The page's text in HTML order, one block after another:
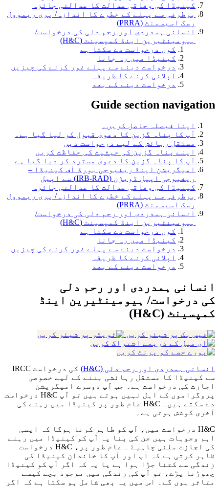
کینیڈا کی وفاقی عدالت کا عدالتی جائزہ
برطرفی سے پہلے کے خطرے کا اندازہ/ پری ریموول
رسک اسیسمنٹ (PRRA)
انسانی ہمدردی اور رحم دلی کی درخواست/
ہیومینٹیرین اینڈ کمپسینٹ (H&C)
کون درخواست دے سکتا ہے
کینیڈا میں رہ جانا
درخواست دینے سے پہلے غور کرنے کی چیزیں
اپلائی کرنے کا طریقہ
درخواست دینے کے بعد
Guide section navigation
اپنا فیصلہ حاصل کریں۔
آپ کا پناہ گزین کا دعویٰ قبول کر لیا گیا ہے۔
مستقل رہائش کے لیے درخواست دیں
اپنے پناہ گزین کی حیثیت کی حفاظت کریں
آپ کا پناہ گزین کا دعویٰ مسترد کر دیا گیا ہے
امیگریشن اینڈ ریفیوجی بورڈ آف کینیڈا –
ریفیوجی اپیل ڈویژن (IRB-RAD) سے اپیل
کینیڈا کی وفاقی عدالت کا عدالتی جائزہ
برطرفی سے پہلے کے خطرے کا اندازہ/ پری ریموول
رسک اسیسمنٹ (PRRA)
انسانی ہمدردی اور رحم دلی کی درخواست/
ہیومینٹیرین اینڈ کمپسینٹ (H&C)
کون درخواست دے سکتا ہے
کینیڈا میں رہ جانا
درخواست دینے سے پہلے غور کرنے کی چیزیں
اپلائی کرنے کا طریقہ
درخواست دینے کے بعد
انسانی ہمدردی اور رحم دلی
کی درخواست/ ہیومینٹیرین اینڈ
کمپسینٹ (H&C)
انسانی ہمدردی اور رحم دلی (H&C)
کی درخواست IRCC
سے کینیڈا کا مستقل رہائشی بننے کے لیے خصوصی
اجازت کی درخواست ہے۔ جب آپ دوسرے امیگریشن
پروگراموں کے اہل نہیں ہوتے ہیں تو آپ H&C درخواست
دے سکتے ہیں۔ H&C عام طور پر کینیڈا میں رہنے کی
آخری کوشش ہوتی ہے۔
H&C درخواست میں، آپ کو ظاہر کرنا ہوگا کہ ایسی
اہم وجوہات ہیں جن کی بنا پہ آپ کو کینیڈا میں رہنے
کی اجازت ملنی چاہیۓ ۔ عام طور پر، H&C درخواست
ظاہر کرتی ہے کہ آپ اور آپ کا خاندان کینیڈا کی
زندگی سے کتنا جڑا ہوا ہے یا یہ کہ اگر آپ کو کینیڈا
چھوڑنا پڑے، تو آپ کی زندگی میں موجود بچے کیسے
متاثر ہوں گے۔ اس میں یہ بھی شامل ہو سکتا ہے کہ اگر